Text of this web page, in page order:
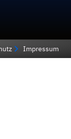
Impressum